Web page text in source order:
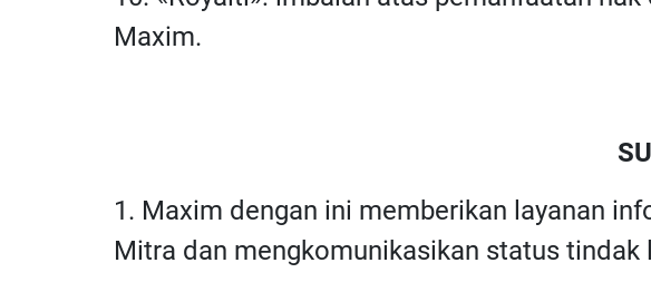
Maxim.
1. Maxim dengan ini memberikan layanan
Mitra dan mengkomunikasikan status tindak